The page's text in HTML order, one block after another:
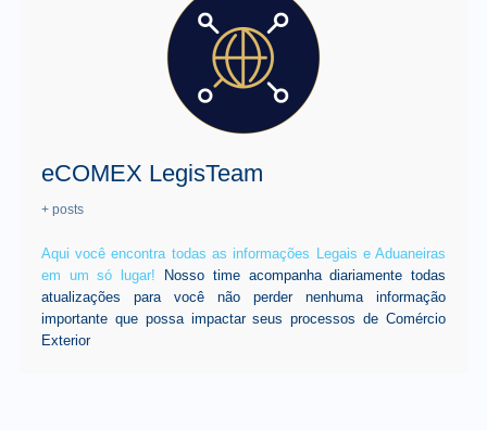
eCOMEX LegisTeam
+ posts
Aqui você encontra todas as informações Legais e Aduaneiras
em um só lugar! Nosso time acompanha diariamente todas
atualizações para você não perder nenhuma informação
importante que possa impactar seus processos de Comércio
Exterior